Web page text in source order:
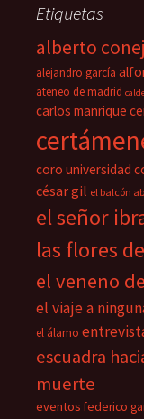
Etiquetas
alberto
alejandro garcía
ateneo de madrid
carlos manrique
coro universidad
césar gil el balcón
el señor
las flores
el veneno
el viaje a
el álamo
escuadra
muerte
eventos federico